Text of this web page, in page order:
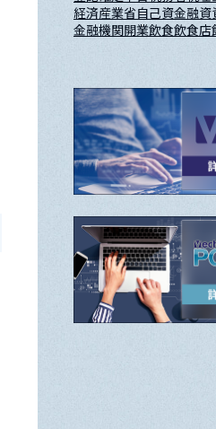
経済産業省自己資金融資
金融機関開業飲食飲食店